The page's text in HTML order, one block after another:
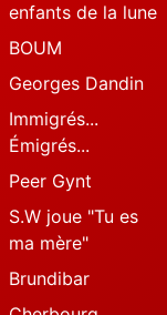
enfants de la lune
BOUM
Georges Dandin
Immigrés...
Émigrés...
Peer Gynt
S.W joue "Tu es
ma mère"
Brundibar